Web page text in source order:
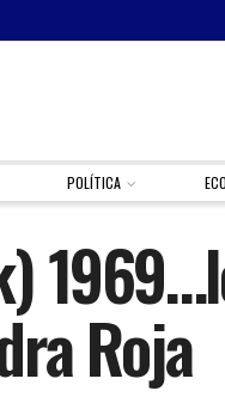
POLÍTICA
Roja